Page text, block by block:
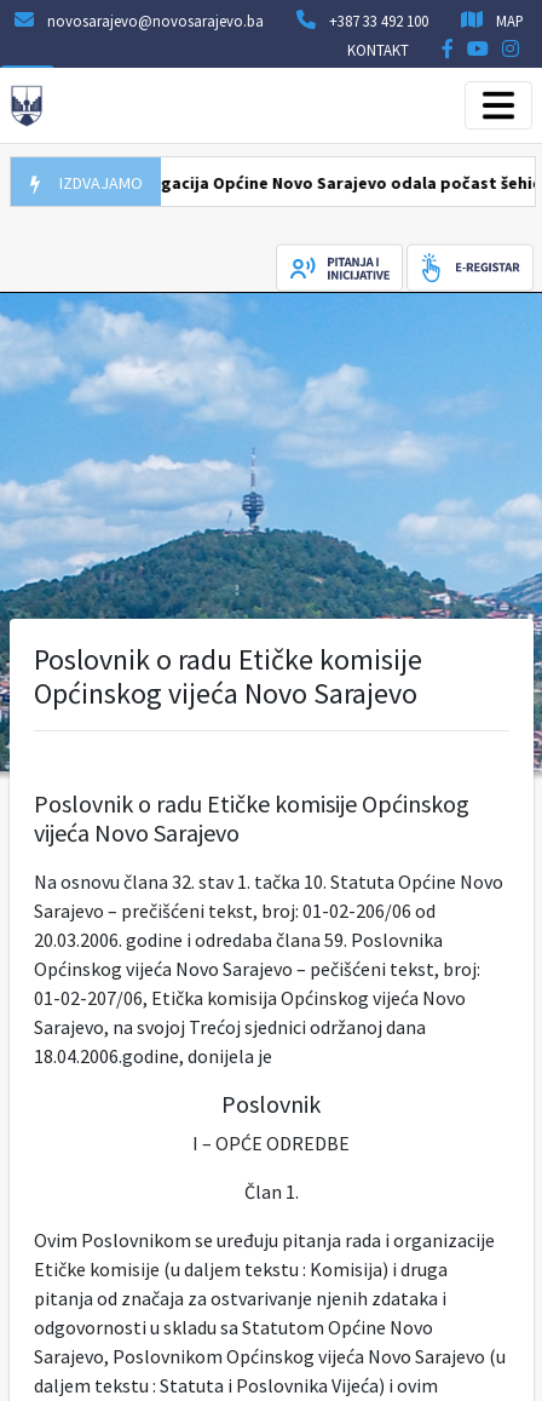
novosarajevo@novosarajevo.ba +387 33 492 100
MAP
KONTAKT
IZDVAJAMO
Delegacija Općine Novo Sarajevo odala počast šehidima i
Poslovnik o radu Etičke komisije
Općinskog vijeća Novo Sarajevo
Poslovnik o radu Etičke komisije Općinskog
vijeća Novo Sarajevo
Na osnovu člana 32. stav 1. tačka 10. Statuta Općine Novo
Sarajevo – prečišćeni tekst, broj: 01-02-206/06 od
20.03.2006. godine i odredaba člana 59. Poslovnika
Općinskog vijeća Novo Sarajevo – pečišćeni tekst, broj:
01-02-207/06, Etička komisija Općinskog vijeća Novo
Sarajevo, na svojoj Trećoj sjednici održanoj dana
18.04.2006.godine, donijela je
Poslovnik
I – OPĆE ODREDBE
Član 1.
Ovim Poslovnikom se uređuju pitanja rada i organizacije
Etičke komisije (u daljem tekstu : Komisija) i druga
pitanja od značaja za ostvarivanje njenih zdataka i
odgovornosti u skladu sa Statutom Općine Novo
Sarajevo, Poslovnikom Općinskog vijeća Novo Sarajevo (u
daljem tekstu : Statuta i Poslovnika Vijeća) i ovim